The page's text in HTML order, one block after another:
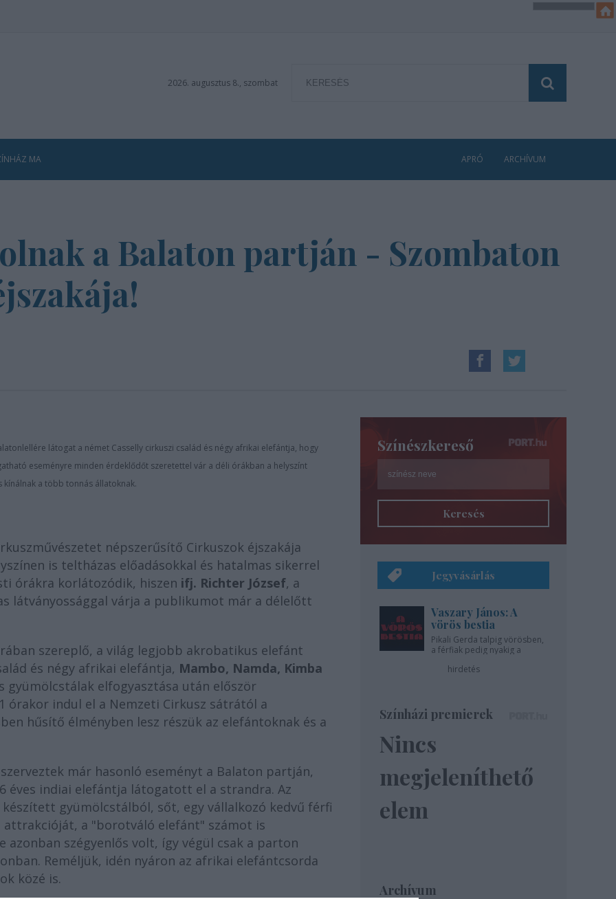
2026. augusztus 8., szombat
MA APRÓ ARCHÍVUM
a Balaton partján - Szombaton
látogat a német Casselly cirkuszi család és négy afrikai elefántja, hogy
eseményre minden érdeklődőt szeretettel vár a déli órákban a helyszínt
kínálnak a több tonnás állatoknak.
népszerűsítő Cirkuszok éjszakája
is teltházas előadásokkal és hatalmas sikerrel
órákra korlátozódik, hiszen ifj. Richter József, a
látványossággal várja a publikumot már a délelőtt
szereplő, a világ legjobb akrobatikus elefánt
és négy afrikai elefántja, Mambo, Namda, Kimba
gyümölcstálak elfogyasztása után először
órakor indul el a Nemzeti Cirkusz sátrától a
hűsítő élményben lesz részük az elefántoknak és a
már hasonló eseményt a Balaton partján,
éves indiai elefántja látogatott el a strandra. Az
gyümölcstálból, sőt, egy vállalkozó kedvű férfi
attrakcióját, a "borotváló elefánt" számot is
azonban szégyenlős volt, így végül csak a parton
Reméljük, idén nyáron az afrikai elefántcsorda
közé is.
Színészkereső
Keresés
Jegyvásárlás
Vaszary János: A
vörös bestia
Pikali Gerda talpig vörösben,
a férfiak pedig nyakig a
hirdetés
Színházi premierek
Nincs
megjeleníthető
elem
Archívum